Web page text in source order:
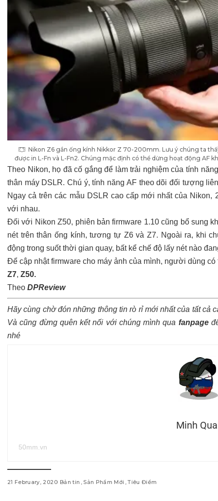
Nikon Z6 gắn ống kính Nikkor Z 70-200mm. Lưu ý chúng ta
được in L-Fn và L-Fn2. Chúng mặc định có thể dừng hoạt động AF
Theo Nikon, họ đã cố gắng để làm trải nghiệm của tính
thân máy DSLR. Chú ý, tính năng AF theo dõi đối tượng
Ngay cả trên các mẫu DSLR cao cấp mới nhất của
với nhau.
Đối với Nikon Z50, phiên bản firmware 1.10 cũng bổ sung
nét trên thân ống kính, tương tự Z6 và Z7. Ngoài ra, khi
động trong suốt thời gian quay, bất kể chế độ lấy nét nào
Để cập nhật firmware cho máy ảnh của mình, người dùng
Z7, Z50.
Theo DPReview
Hãy cùng chờ đón những thông tin rò rỉ mới nhất của tất cả
Và cũng đừng quên kết nối với chúng mình qua fanpage
nhé
Minh
50mm.vn
21 February, 2020 Bản tin Sản Phẩm Mới Tiêu Điểm